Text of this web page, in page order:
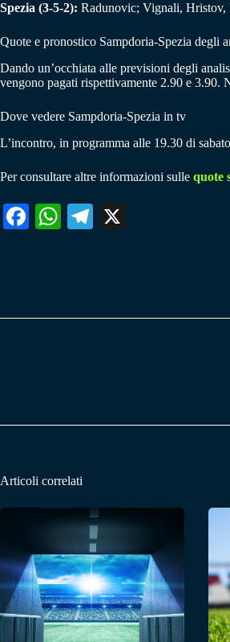
Spezia (3-5-2): Radunovic; Vignali, Hristov,
Quote e pronostico Sampdoria-Spezia degli
Dando un’occhiata alle previsioni degli
vengono pagati rispettivamente 2.90 e 3.90.
Dove vedere Sampdoria-Spezia in tv
L’incontro, in programma alle 19.30 di
Per consultare altre informazioni sulle quote
Fa W
pp
Te
m
Articoli correlati